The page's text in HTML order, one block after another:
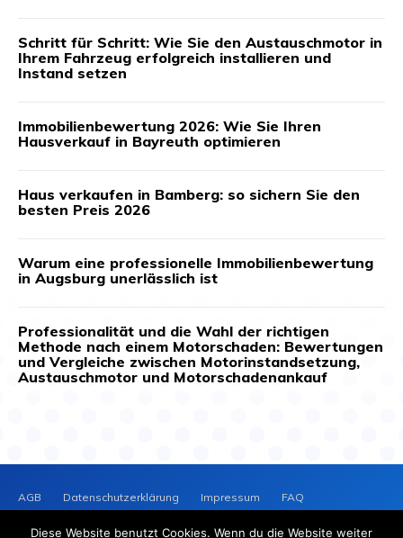
Schritt für Schritt: Wie Sie den Austauschmotor in
Ihrem Fahrzeug erfolgreich installieren und
Instand setzen
Immobilienbewertung 2026: Wie Sie Ihren
Hausverkauf in Bayreuth optimieren
Haus verkaufen in Bamberg: so sichern Sie den
besten Preis 2026
Warum eine professionelle Immobilienbewertung
in Augsburg unerlässlich ist
Professionalität und die Wahl der richtigen
Methode nach einem Motorschaden: Bewertungen
und Vergleiche zwischen Motorinstandsetzung,
Austauschmotor und Motorschadenankauf
AGB Datenschutzerklärung Impressum
FAQ
Diese Website benutzt Cookies. Wenn du die Website weiter